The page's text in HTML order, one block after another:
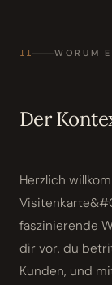
II WORUM
Der
Herzlich
faszinierende
dir vor, du
Kunden, und